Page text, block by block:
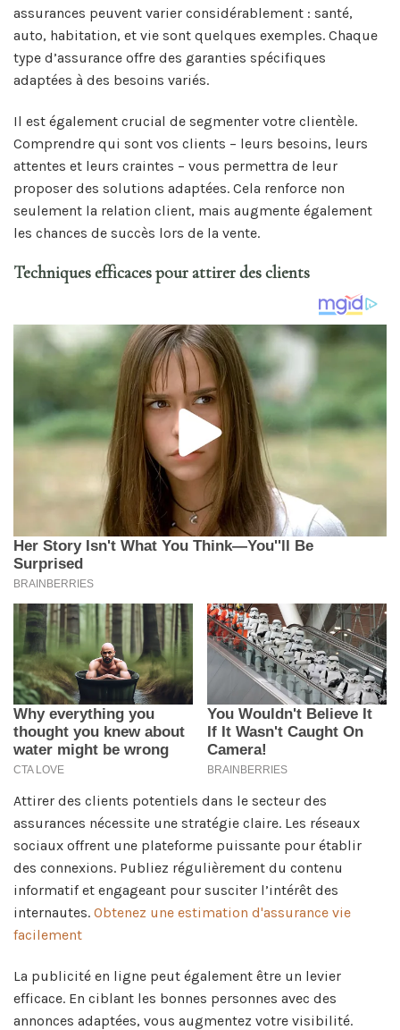
assurances peuvent varier considérablement : santé,
auto, habitation, et vie sont quelques exemples. Chaque
type d’assurance offre des garanties spécifiques
adaptées à des besoins variés.
Il est également crucial de segmenter votre clientèle.
Comprendre qui sont vos clients – leurs besoins, leurs
attentes et leurs craintes – vous permettra de leur
proposer des solutions adaptées. Cela renforce non
seulement la relation client, mais augmente également
les chances de succès lors de la vente.
Techniques efficaces pour attirer des clients
Attirer des clients potentiels dans le secteur des
assurances nécessite une stratégie claire. Les réseaux
sociaux offrent une plateforme puissante pour établir
des connexions. Publiez régulièrement du contenu
informatif et engageant pour susciter l’intérêt des
internautes. Obtenez une estimation d'assurance vie
facilement
La publicité en ligne peut également être un levier
efficace. En ciblant les bonnes personnes avec des
annonces adaptées, vous augmentez votre visibilité.